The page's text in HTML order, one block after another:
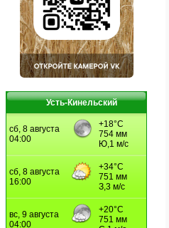
Усть-Кинельский